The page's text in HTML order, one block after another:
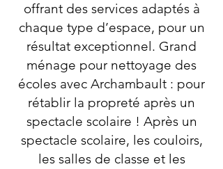
offrant des services adaptés à
chaque type d’espace, pour un
résultat exceptionnel. Grand
ménage pour nettoyage des
écoles avec Archambault : pour
rétablir la propreté après un
spectacle scolaire ! Après un
spectacle scolaire, les couloirs,
les salles de classe et les